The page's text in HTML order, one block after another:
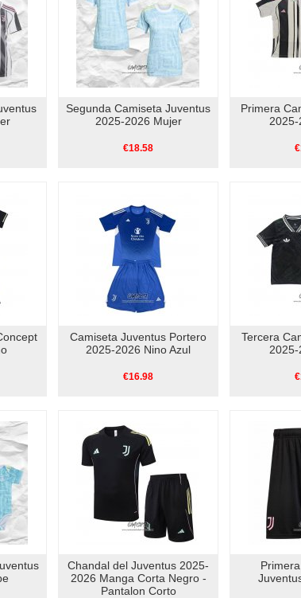
Segunda Camiseta Juventus
2025-2026 Mujer
€18.58
Primera
Camiseta Juventus Portero
2025-2026 Nino Azul
€16.98
Tercera
Chandal del Juventus 2025-
2026 Manga Corta Negro -
Pantalon Corto